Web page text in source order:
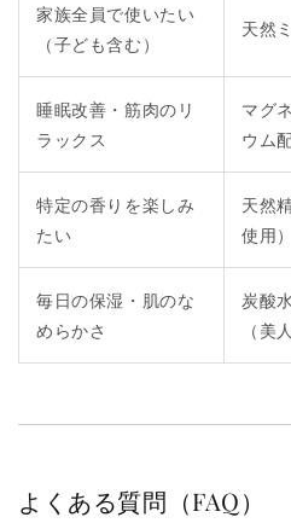
家族全員で使いたい
（子ども含む）
天然
睡眠改善・筋肉のリ
ラックス
マグ
ウム
特定の香りを楽しみ
たい
天然
使用）
毎日の保湿・肌のな
めらかさ
炭酸
（美
よくある質問（FAQ）